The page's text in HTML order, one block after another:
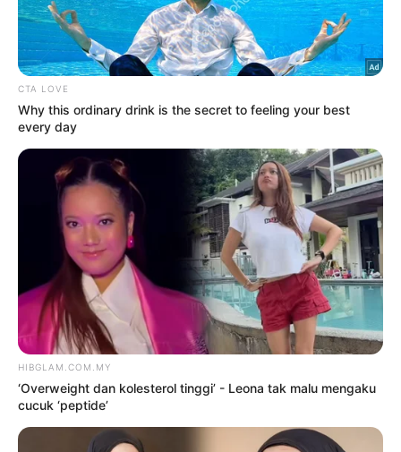
TERKINI
‘Overweight dan kolesterol
tinggi’ – Leona tak malu
mengaku cucuk ‘peptide’
9 Ogos 2026
Tak terkena ‘badi anugerah’,
Sweet Qismina percaya pada
rezeki
Siapa cakap orang gemuk,
tembun tak boleh berfesyen? –